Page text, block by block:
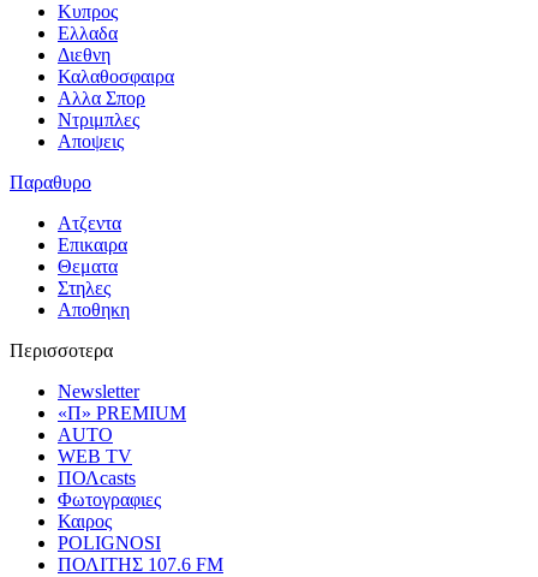
Κυπρος
Ελλαδα
Διεθνη
Καλαθοσφαιρα
Αλλα Σπορ
Ντριμπλες
Αποψεις
Παραθυρο
Ατζεντα
Επικαιρα
Θεματα
Στηλες
Αποθηκη
Περισσοτερα
Newsletter
«Π» PREMIUM
AUTO
WEB TV
ΠΟΛcasts
Φωτογραφιες
Καιρος
POLIGNOSI
ΠΟΛΙΤΗΣ 107.6 FM